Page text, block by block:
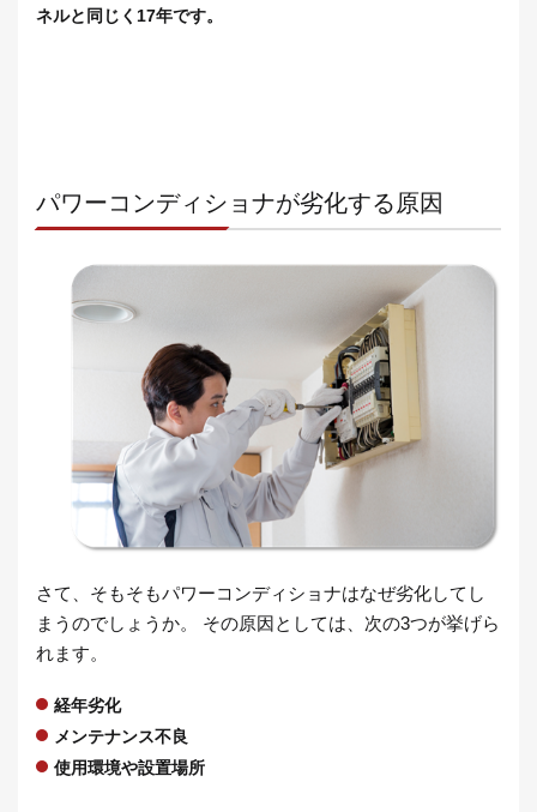
ネルと同じく17年です。
パワーコンディショナが劣化する原因
さて、そもそもパワーコンディショナはなぜ劣化してし
まうのでしょうか。 その原因としては、次の3つが挙げら
れます。
経年劣化
メンテナンス不良
使用環境や設置場所